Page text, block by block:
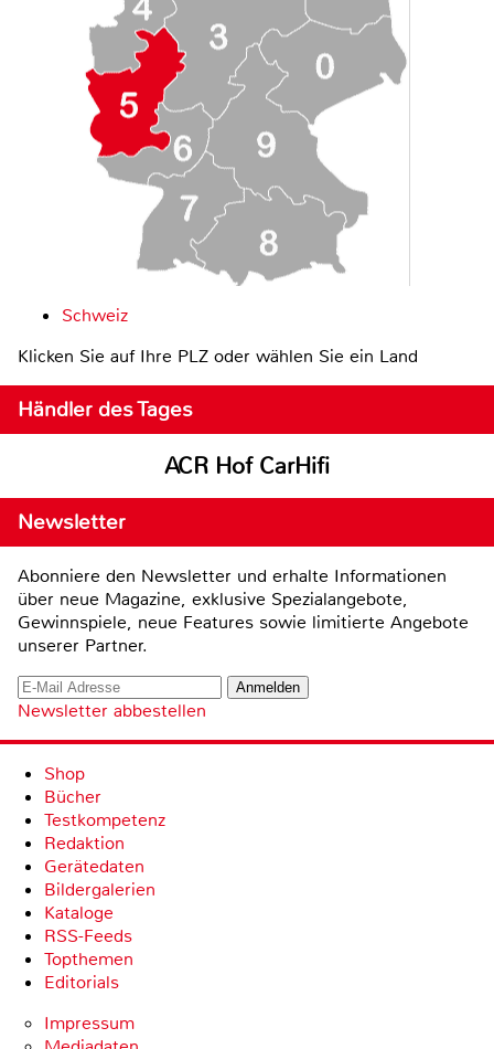
Schweiz
Klicken Sie auf Ihre PLZ oder wählen Sie ein Land
Händler des Tages
ACR Hof CarHifi
Newsletter
Abonniere den Newsletter und erhalte Informationen
über neue Magazine, exklusive Spezialangebote,
Gewinnspiele, neue Features sowie limitierte Angebote
unserer Partner.
Newsletter abbestellen
Shop
Bücher
Testkompetenz
Redaktion
Gerätedaten
Bildergalerien
Kataloge
RSS-Feeds
Topthemen
Editorials
Impressum